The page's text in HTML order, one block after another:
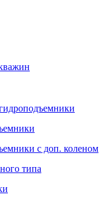
с доп. коленом
типа